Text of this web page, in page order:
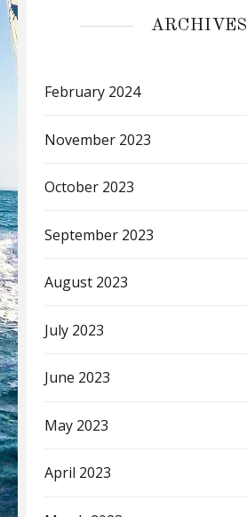
ARCHIVES
February 2024
November 2023
October 2023
September 2023
August 2023
July 2023
June 2023
May 2023
April 2023